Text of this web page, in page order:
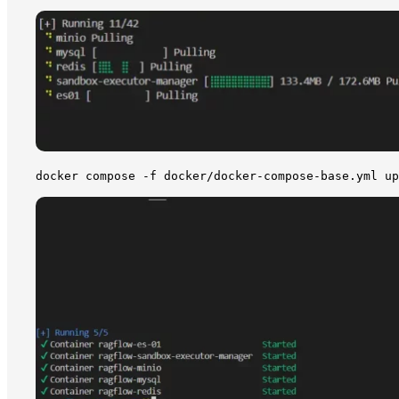
docker compose -f docker/docker-compose-base.yml